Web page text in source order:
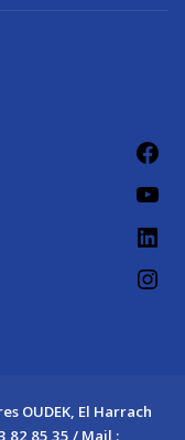
OUDEK, El Harrach
82 85 35 / Mail :